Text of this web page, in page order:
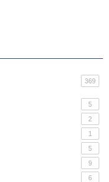
369
5
2
1
5
9
6